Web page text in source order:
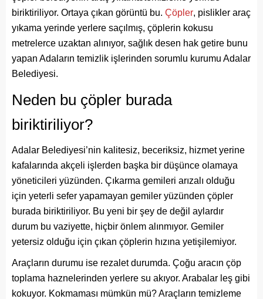
biriktiriliyor. Ortaya çıkan görüntü bu. Çöpler, pislikler araç
yıkama yerinde yerlere saçılmış, çöplerin kokusu
metrelerce uzaktan alınıyor, sağlık desen hak getire bunu
yapan Adaların temizlik işlerinden sorumlu kurumu Adalar
Belediyesi.
Neden bu çöpler burada
biriktiriliyor?
Adalar Belediyesi’nin kalitesiz, beceriksiz, hizmet yerine
kafalarında akçeli işlerden başka bir düşünce olamaya
yöneticileri yüzünden. Çıkarma gemileri arızalı olduğu
için yeterli sefer yapamayan gemiler yüzünden çöpler
burada biriktiriliyor. Bu yeni bir şey de değil aylardır
durum bu vaziyette, hiçbir önlem alınmıyor. Gemiler
yetersiz olduğu için çıkan çöplerin hızına yetişilemiyor.
Araçların durumu ise rezalet durumda. Çoğu aracın çöp
toplama haznelerinden yerlere su akıyor. Arabalar leş gibi
kokuyor. Kokmaması mümkün mü? Araçların temizleme